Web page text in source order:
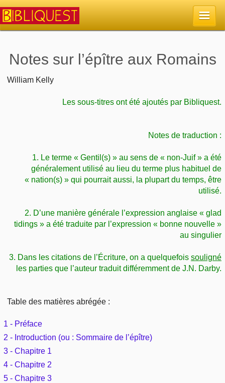
Retour à l'accueil
Sujets d'actualité
Librairies, éditeurs
Paramètres
Écoutez la Bible
Rechercher (concordance)
Au sujet de la Bible
Versets Classés
Sujets
Tous les sujets
La Bible
Mort, résurrection
Vie pratique
Personnages bibliques
Commentaires journaliers
COURS Bibliques - GUIDES de lecture
Pour débuter
Recherche
Rechercher dans le site
Ouvrages de A à Z
Auteurs de A à Z
Rechercher dans la Bible
Études et commentaires par passage
Dictionnaires bibliques
Sommaires
Autres FAQ
Notes sur l’épître aux Romains
William Kelly
Les sous-titres ont été ajoutés par Bibliquest.
Notes de traduction :
1. Le terme « Gentil(s) » au sens de « non-Juif » a été
généralement utilisé au lieu du terme plus habituel de
« nation(s) » qui pourrait aussi, la plupart du temps, être
utilisé.
2. D’une manière générale l’expression anglaise « glad
tidings » a été traduite par l’expression « bonne nouvelle »
au singulier
3. Dans les citations de l’Écriture, on a quelquefois souligné
les parties que l’auteur traduit différemment de J.N. Darby.
Table des matières abrégée :
1 - Préface
2 - Introduction (ou : Sommaire de l’épître)
3 - Chapitre 1
4 - Chapitre 2
5 - Chapitre 3